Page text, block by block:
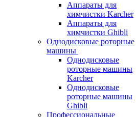
Аппараты для
химчистки Karcher
Аппараты для
химчистки Ghibli
Однодисковые роторные
машины
Однодисковые
роторные машины
Karcher
Однодисковые
роторные машины
Ghibli
Профессиональные